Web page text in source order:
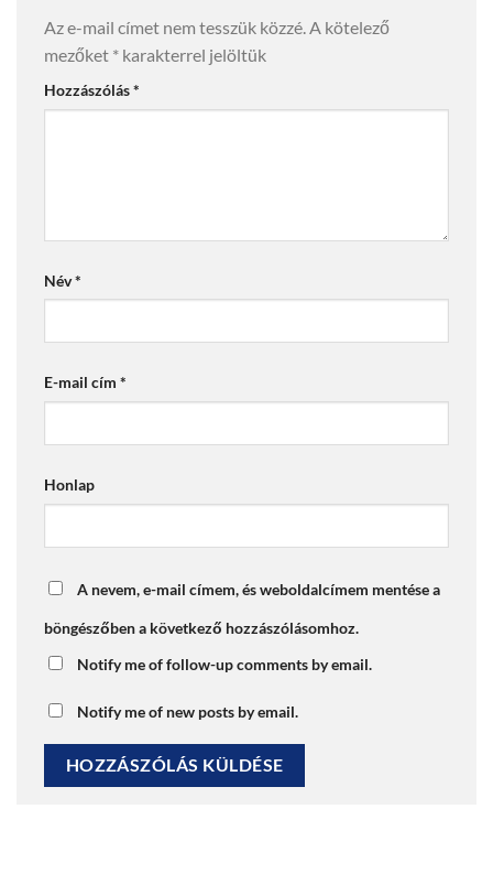
Az e-mail címet nem tesszük közzé. A kötelező
mezőket * karakterrel jelöltük
Hozzászólás*
Név*
E-mail cím *
Honlap
A nevem, e-mail címem, és weboldalcímem mentése a
böngészőben a következő hozzászólásomhoz.
Notify me of follow-up comments by email.
Notify me of new posts by email.